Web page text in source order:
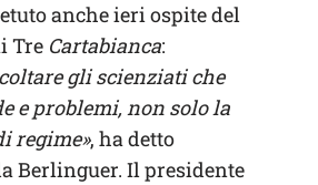
anche ieri ospite del
Tre Cartabianca:
gli scienziati che
e problemi, non solo la
regime», ha detto
Berlinguer. Il presidente